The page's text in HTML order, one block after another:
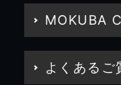
MOKUBA
よくあるご